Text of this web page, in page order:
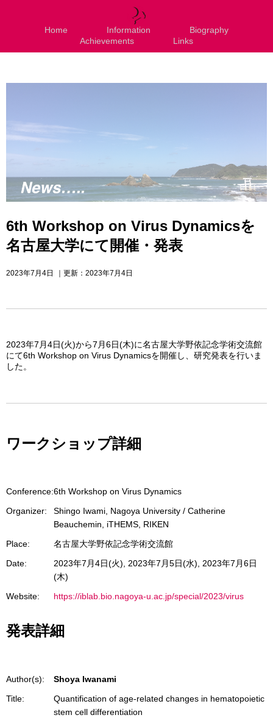
Home Information
Biography
Achievements
Links
6th Workshop on Virus Dynamicsを
名古屋大学にて開催・発表
2023年7月4日 ｜更新：2023年7月4日
2023年7月4日(火)から7月6日(木)に名古屋大学野依記念学術交流館
にて6th Workshop on Virus Dynamicsを開催し、研究発表を行いま
した。
ワークショップ詳細
Conference:6th Workshop on Virus Dynamics
Organizer:
Shingo Iwami, Nagoya University / Catherine
Beauchemin, iTHEMS, RIKEN
Place:
名古屋大学野依記念学術交流館
Date:
2023年7月4日(火), 2023年7月5日(水), 2023年7月6日
(木)
Website:
https://iblab.bio.nagoya-u.ac.jp/special/2023/virus
発表詳細
Author(s):
Shoya Iwanami
Title:
Quantification of age-related changes in hematopoietic
stem cell differentiation